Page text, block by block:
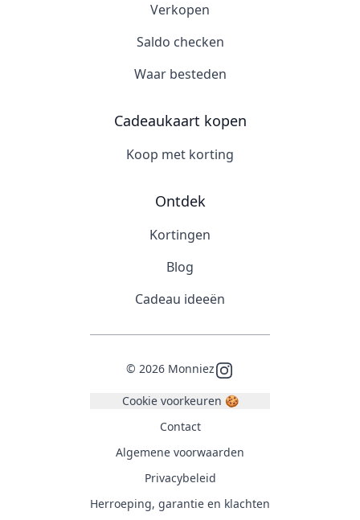
Verkopen
Saldo checken
Waar besteden
Cadeaukaart kopen
Koop met korting
Ontdek
Kortingen
Blog
Cadeau ideeën
© 2026 MonniezInstagram
Cookie voorkeuren 🍪
Contact
Algemene voorwaarden
Privacybeleid
Herroeping, garantie en klachten